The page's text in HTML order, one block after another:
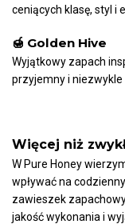
ceniących klasę, styl i
🍯 Golden Hive
Wyjątkowy zapach
przyjemny i
Więcej niż
W Pure Honey
wpływać na
zawieszek
jakość wykonania i